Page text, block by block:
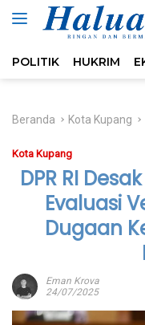
Langsung
POLITIK HUKRIM
Beranda Kota Kupang
Kota Kupang
DPR RI
Evaluasi
Dugaan
Eman Krova
24/07/2025